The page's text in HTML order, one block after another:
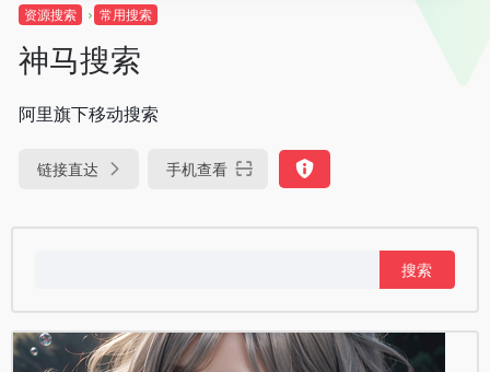
资源搜索 常用搜索
神马搜索
阿里旗下移动搜索
链接直达 手机查看